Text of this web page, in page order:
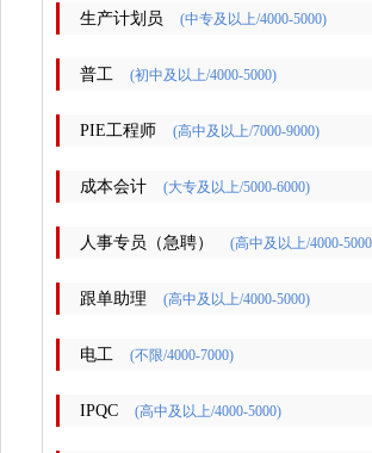
生产计划员 (中专及以上/4000-5000)
普工 (初中及以上/4000-5000)
PIE工程师 (高中及以上/7000-9000)
成本会计 (大专及以上/5000-6000)
人事专员（急聘） (高中及以上/4000-
跟单助理 (高中及以上/4000-5000)
电工 (不限/4000-7000)
IPQC (高中及以上/4000-5000)